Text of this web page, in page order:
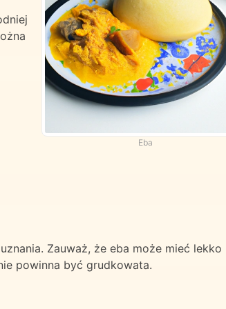
Eba
Zauważ, że eba może mieć lekko
powinna być grudkowata.